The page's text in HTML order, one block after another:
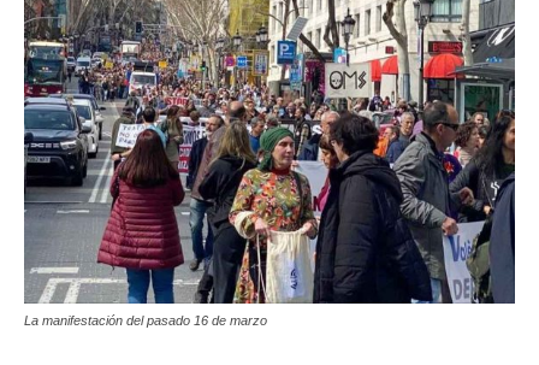
La manifestación del pasado 16 de marzo